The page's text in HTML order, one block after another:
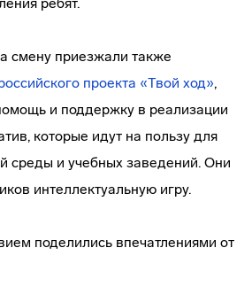
смену приезжали также
проекта «Твой ход»,
и поддержку в реализации
которые идут на пользу для
среды и учебных заведений. Они
интеллектуальную игру.
поделились впечатлениями от